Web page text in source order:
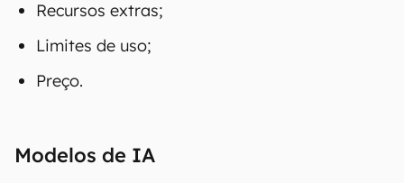
Recursos extras;
Limites de uso;
Preço.
Modelos de IA